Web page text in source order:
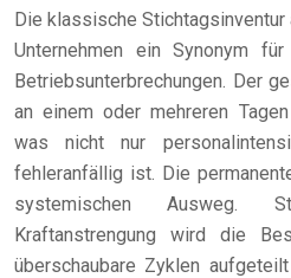
Die klassische
Unternehmen ein Synonym
Betriebsunterbrechungen. Der
an einem oder mehreren
was nicht nur
fehleranfällig ist. Die
systemischen Ausweg.
Kraftanstrengung wird die
überschaubare Zyklen